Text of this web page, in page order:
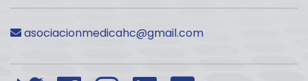
asociacionmedicahc@gmail.com